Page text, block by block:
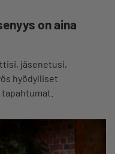
on aina
jäsenetusi,
hyödylliset